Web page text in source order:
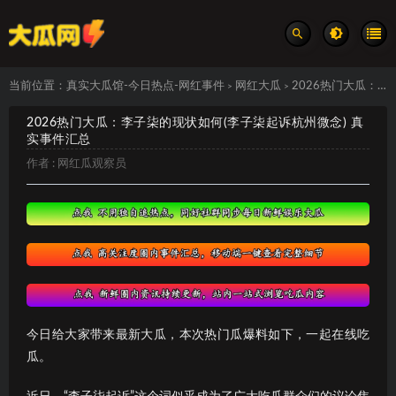
当前位置： 真实大瓜馆-今日热点-网红事件 > 网红大瓜 > 2026热门大瓜：李子柒的现状如何(李子柒起诉杭州微念) 真实事件汇总
2026热门大瓜：李子柒的现状如何(李子柒起诉杭州微念) 真
实事件汇总
作者 : 网红瓜观察员
今日给大家带来最新大瓜，本次热门瓜爆料如下，一起在线吃
瓜。